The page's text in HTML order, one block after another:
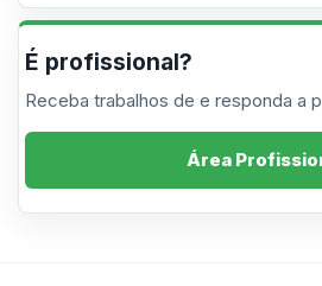
É profissional?
Receba trabalhos de e responda a
Área